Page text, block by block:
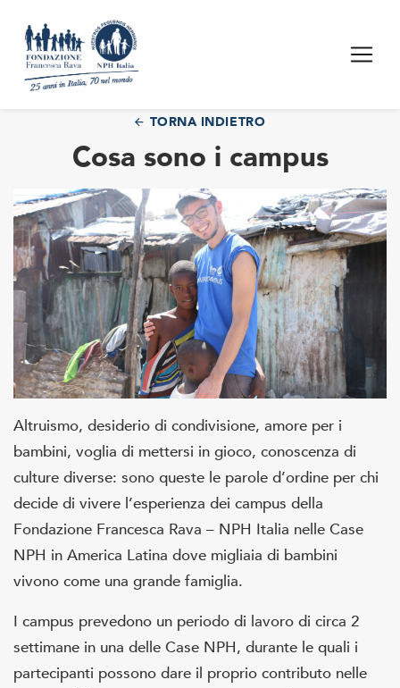
TORNA INDIETRO
Cosa sono i campus
Altruismo, desiderio di condivisione, amore per i
bambini, voglia di mettersi in gioco, conoscenza di
culture diverse: sono queste le parole d’ordine per chi
decide di vivere l’esperienza dei campus della
Fondazione Francesca Rava – NPH Italia nelle Case
NPH in America Latina dove migliaia di bambini
vivono come una grande famiglia.
I campus prevedono un periodo di lavoro di circa 2
settimane in una delle Case NPH, durante le quali i
partecipanti possono dare il proprio contributo nelle